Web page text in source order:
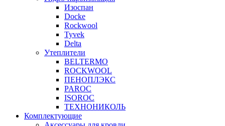
Изоспан
Docke
Rockwool
Tyvek
Delta
Утеплители
BELTERMO
ROCKWOOL
ПЕНОПЛЭКС
PAROC
ISOROC
ТЕХНОНИКОЛЬ
Комплектующие